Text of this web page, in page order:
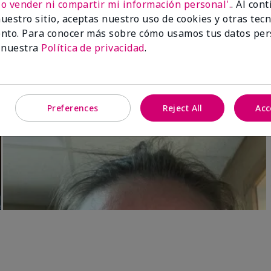
3D Foundation
rosados fríos)
Skinvigorate™ Duo Facial
especial†
$95.00
vender ni compartir mi información personal'.. Al
sitio, aceptas nuestro uso de cookies y otras
Para conocer más sobre cómo usamos tus datos
Política de privacidad.
Preferences Reject All